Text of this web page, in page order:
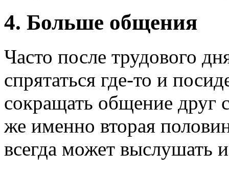
4. Больше общения
Часто после трудового
спрятаться где-то и
сокращать общение друг
же именно вторая
всегда может выслушать